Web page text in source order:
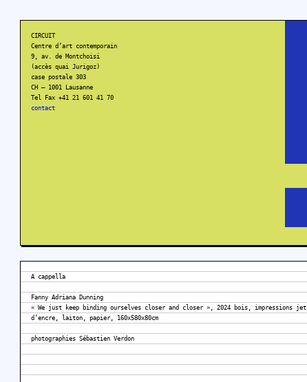
CIRCUIT
Centre d’art contemporain
9, av. de Montchoisi
(accès quai Jurigoz)
case postale 303
CH – 1001 Lausanne
Tel Fax +41 21 601 41 70
contact
A cappella
Fanny Adriana Dunning
« We just keep binding ourselves closer and closer », 2024 bois, impressions jet
d’encre, laiton, papier, 160x580x80cm
photographies Sébastien Verdon